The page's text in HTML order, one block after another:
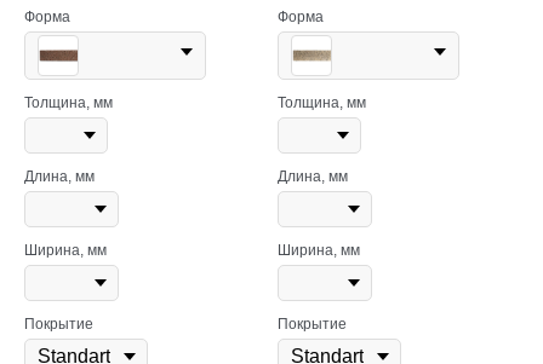
Форма
Толщина, мм
Длина, мм
Ширина, мм
Покрытие
Форма
Толщина, мм
Длина, мм
Ширина, мм
Покрытие